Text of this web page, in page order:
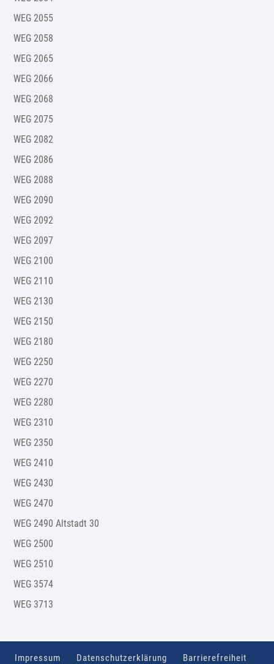
WEG 2055
WEG 2058
WEG 2065
WEG 2066
WEG 2068
WEG 2075
WEG 2082
WEG 2086
WEG 2088
WEG 2090
WEG 2092
WEG 2097
WEG 2100
WEG 2110
WEG 2130
WEG 2150
WEG 2180
WEG 2250
WEG 2270
WEG 2280
WEG 2310
WEG 2350
WEG 2410
WEG 2430
WEG 2470
WEG 2490 Altstadt 30
WEG 2500
WEG 2510
WEG 3574
WEG 3713
Impressum Datenschutzerklärung Barrierefreiheit